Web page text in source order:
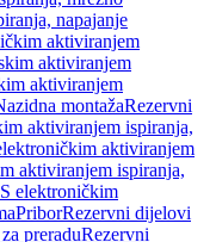
napajanje
aktiviranjem
aktiviranjem
aktiviranjem
montažaRezervni
aktiviranjem ispiranja,
aktiviranjem
aktiviranjem ispiranja,
elektroničkim
PriborRezervni dijelovi
preraduRezervni